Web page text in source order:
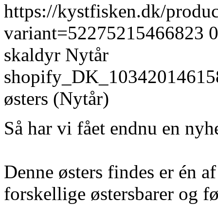
https://kystfisken.dk/
variant=52275215466823 0
skaldyr Nytår
østers (Nytår)
Så har vi fået endnu en
Denne østers findes er én
forskellige østersbarer og